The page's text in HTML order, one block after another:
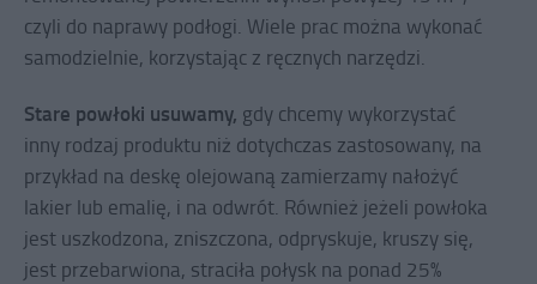
czyli do naprawy podłogi. Wiele prac można wykonać
samodzielnie, korzystając z ręcznych narzędzi.
Stare powłoki usuwamy, gdy chcemy wykorzystać
inny rodzaj produktu niż dotychczas zastosowany, na
przykład na deskę olejowaną zamierzamy nałożyć
lakier lub emalię, i na odwrót. Również jeżeli powłoka
jest uszkodzona, zniszczona, odpryskuje, kruszy się,
jest przebarwiona, straciła połysk na ponad 25%